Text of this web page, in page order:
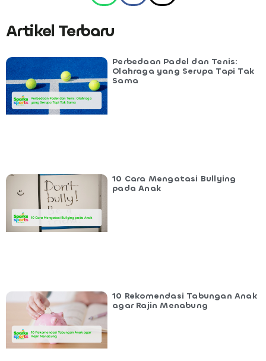
Artikel Terbaru
Perbedaan Padel dan Tenis:
Olahraga yang Serupa Tapi Tak
Sama
10 Cara Mengatasi Bullying
pada Anak
10 Rekomendasi Tabungan Anak
agar Rajin Menabung